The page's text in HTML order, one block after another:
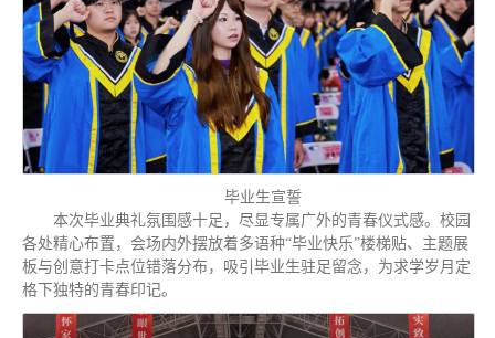
毕业生宣誓
本次毕业典礼氛围感十足，尽显专属广外的青春仪式感。校园
各处精心布置，会场内外摆放着多语种“毕业快乐”楼梯贴、主题展
板与创意打卡点位错落分布，吸引毕业生驻足留念，为求学岁月定
格下独特的青春印记。